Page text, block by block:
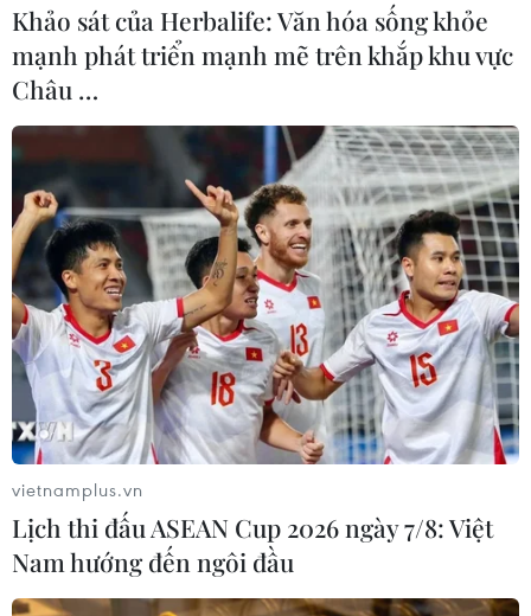
Ông Trump có thể để Nga và Iran chủ
động giải quyết khủng hoảng Syria?
17/11/2016 00:01
Một quan sát viên chính trị ở Thổ Nhĩ Kỳ nhận định rằng
ông Donald Trump có thể làm thay đổi cán cân lực
lượng ở Syria như việc để Nga và Iran chủ động giải
quyết cuộc khủng hoảng này.
Khảo sát của Herbalife: Văn hóa sống khỏe
mạnh phát triển mạnh mẽ trên khắp khu vực
Châu …
vietnamplus.vn
Lịch thi đấu ASEAN Cup 2026 ngày 7/8: Việt
Nam hướng đến ngôi đầu